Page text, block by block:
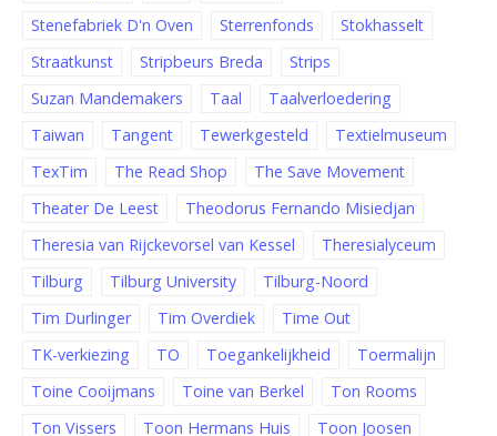
Stenefabriek D'n Oven
Sterrenfonds
Stokhasselt
Straatkunst
Stripbeurs Breda
Strips
Suzan Mandemakers
Taal
Taalverloedering
Taiwan
Tangent Tewerkgesteld
Textielmuseum
TexTim
The Read Shop
The Save Movement
Theater De Leest
Theodorus Fernando Misiedjan
Theresia van Rijckevorsel van Kessel
Theresialyceum
Tilburg
Tilburg University
Tilburg-Noord
Tim Durlinger
Tim Overdiek
Time Out
TK-verkiezing
TO Toegankelijkheid
Toermalijn
Toine Cooijmans
Toine van Berkel
Ton Rooms
Ton Vissers
Toon Hermans Huis
Toon Joosen